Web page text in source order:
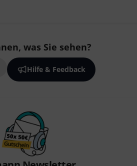
was Sie sehen?
Hilfe & Feedback